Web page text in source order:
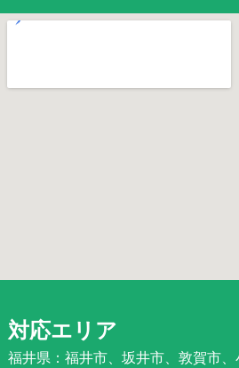
対応エリア
福井県：福井市、坂井市、敦賀市